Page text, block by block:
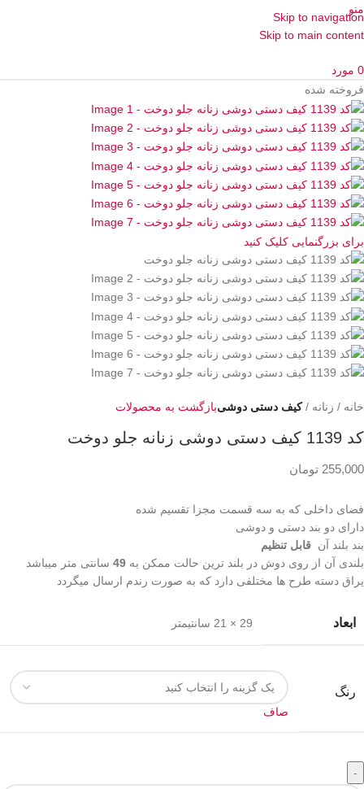
Skip to navigation
Skip to main content
منو
0 مورد
فروخته شده
برای بزرگنمایی کلیک کنید
خانه زنانه کیف دستی دوشیبازگشت به محصولات
کد 1139 کیف دستی دوشی زنانه جلو دوخت
255,000 تومان
فضای داخلی که به سه قسمت مجزا تقسیم شده
دارای دو بند دستی و دوشی
بند بلند آن قابل تنظیم
بلندی آن از روی دوش در بلند ترین حالت ممکن به 49 سانتی متر میباشد
یراق دسته طرح ها مختلفی دارد که به صورت رندم ارسال میگردد
ابعاد 29 × 21 سانتیمتر
رنگ
صاف